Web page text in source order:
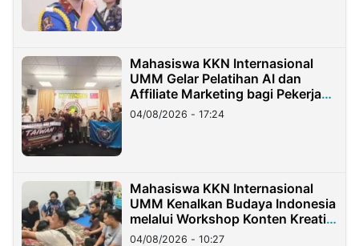
Mahasiswa KKN Internasional
UMM Gelar Pelatihan AI dan
Affiliate Marketing bagi Pekerja
Migran Indonesia di Taiwan
04/08/2026 - 17:24
Mahasiswa KKN Internasional
UMM Kenalkan Budaya Indonesia
melalui Workshop Konten Kreatif
di Taiwan
04/08/2026 - 10:27